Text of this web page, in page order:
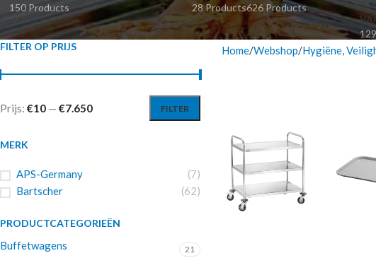
150 Products
28 Products626 Products
FILTER OP PRIJS
FILTER
Prijs: €10 — €7.650
MERK
APS-Germany
(7)
Bartscher
(62)
PRODUCTCATEGORIEËN
Buffetwagens 21
Home Webshop Hygiëne,